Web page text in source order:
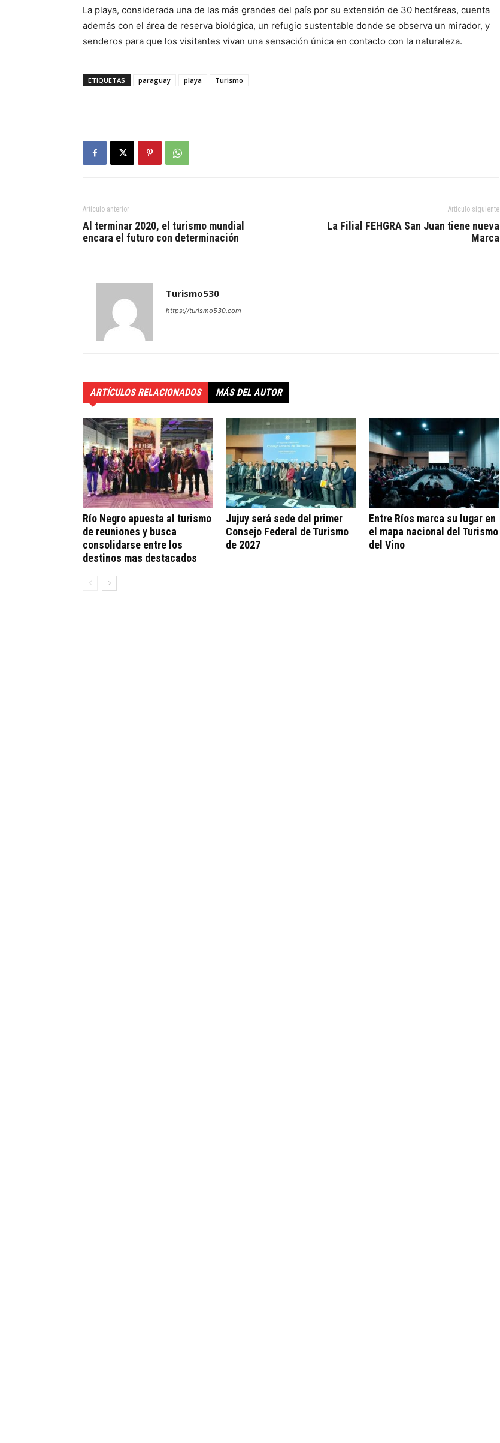
La playa, considerada una de las más grandes del país por su extensión de 30 hectáreas, cuenta
además con el área de reserva biológica, un refugio sustentable donde se observa un mirador, y
senderos para que los visitantes vivan una sensación única en contacto con la naturaleza.
ETIQUETAS paraguay playa Turismo
Artículo anterior
Al terminar 2020, el turismo mundial
encara el futuro con determinación
Artículo siguiente
La Filial FEHGRA San Juan tiene nueva
Marca
Turismo530
https://turismo530.com
ARTÍCULOS RELACIONADOS MÁS DEL AUTOR
Río Negro apuesta al turismo
de reuniones y busca
consolidarse entre los
destinos mas destacados
Jujuy será sede del primer
Consejo Federal de Turismo
de 2027
Entre Ríos marca su lugar en
el mapa nacional del Turismo
del Vino